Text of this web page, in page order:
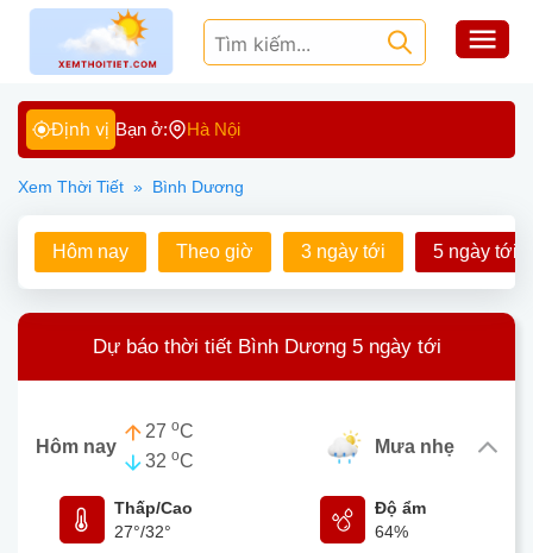
Định vị Bạn ở: Hà Nội
Xem Thời Tiết » Bình Dương
Hôm nay Theo giờ 3 ngày tới 5 ngày tới
Dự báo thời tiết Bình Dương 5 ngày tới
Hôm nay
27 oC
32 oC
mưa nhẹ
Thấp/Cao
27°/32°
Độ ẩm
64%